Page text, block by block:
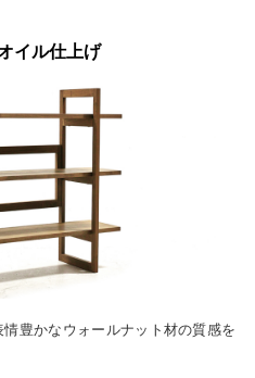
イル仕上げ
豊かなウォールナット材の質感を